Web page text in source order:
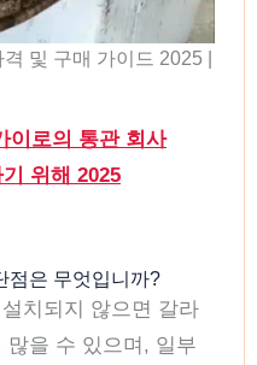
및 구매 가이드 2025 |
이로의 통관 회사
위해 2025
점은 무엇입니까?
치되지 않으면 갈라
많을 수 있으며, 일부